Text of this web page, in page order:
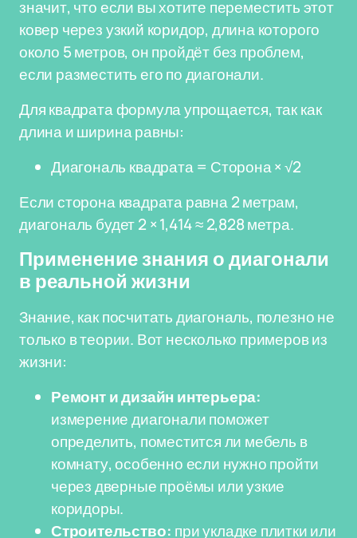
значит, что если вы хотите переместить этот
ковер через узкий коридор, длина которого
около 5 метров, он пройдёт без проблем,
если разместить его по диагонали.
Для квадрата формула упрощается, так как
длина и ширина равны:
Диагональ квадрата = Сторона × √2
Если сторона квадрата равна 2 метрам,
диагональ будет 2 × 1,414 ≈ 2,828 метра.
Применение знания о диагонали
в реальной жизни
Знание, как посчитать диагональ, полезно не
только в теории. Вот несколько примеров из
жизни:
Ремонт и дизайн интерьера:
измерение диагонали поможет
определить, поместится ли мебель в
комнату, особенно если нужно пройти
через дверные проёмы или узкие
коридоры.
Строительство: при укладке плитки или